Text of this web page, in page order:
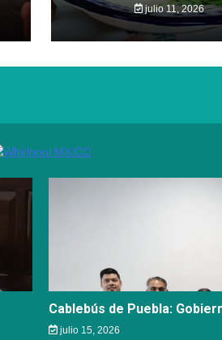
julio 11, 2026
Cablebús de Puebla:
julio 15, 2026